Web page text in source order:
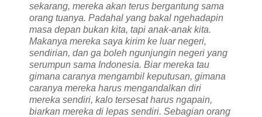
sekarang, mereka akan terus bergantung sama
orang tuanya. Padahal yang bakal ngehadapin
masa depan bukan kita, tapi anak-anak kita.
Makanya mereka saya kirim ke luar negeri,
sendirian, dan ga boleh ngunjungin negeri yang
serumpun sama Indonesia. Biar mereka tau
gimana caranya mengambil keputusan, gimana
caranya mereka harus mengandalkan diri
mereka sendiri, kalo tersesat harus ngapain,
biarkan mereka di lepas sendiri. Sebagian orang